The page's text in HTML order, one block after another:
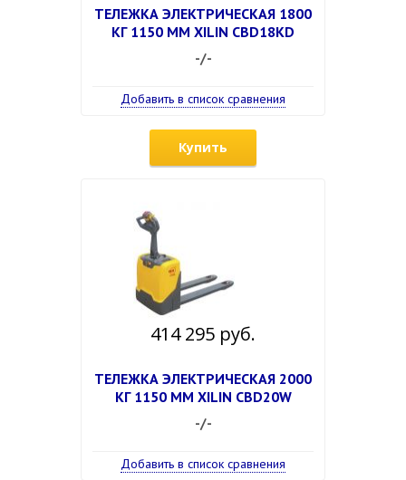
ТЕЛЕЖКА ЭЛЕКТРИЧЕСКАЯ 1800
КГ 1150 ММ XILIN CBD18KD
-/-
Добавить в список сравнения
Купить
414 295 руб.
ТЕЛЕЖКА ЭЛЕКТРИЧЕСКАЯ 2000
КГ 1150 ММ XILIN CBD20W
-/-
Добавить в список сравнения